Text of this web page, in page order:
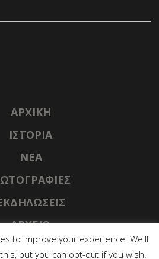
ΑΡΧΙΚΉ
ΙΣΤΟΡΊΑ
NΈΑ
ΑΡΧΕΊΟ
to improve your experience. We'll
but you can opt-out if you wish.